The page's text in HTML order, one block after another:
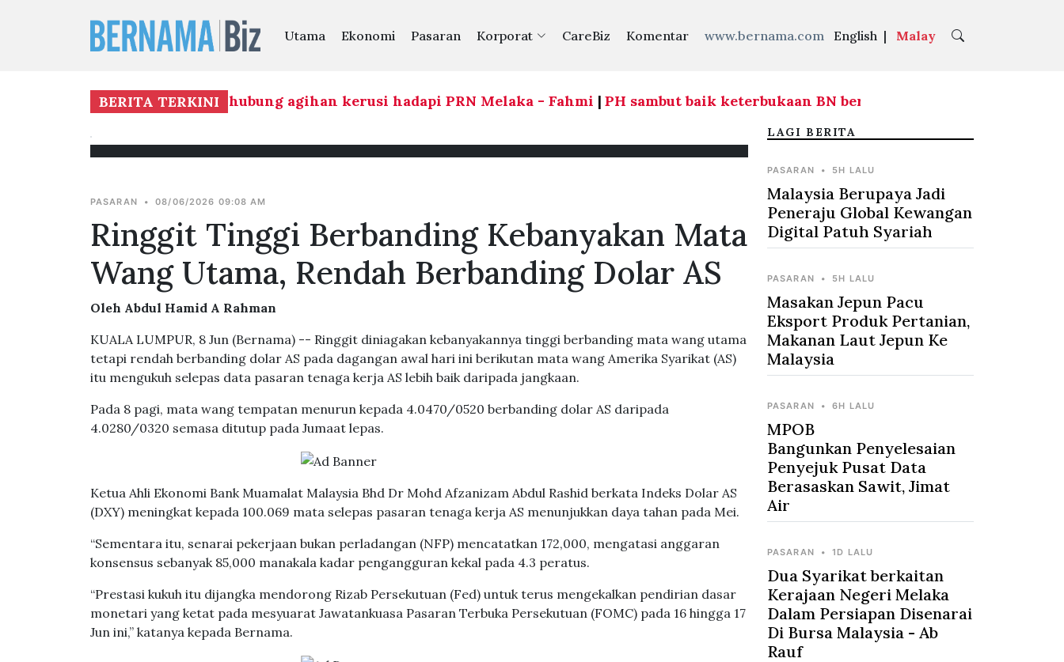
Utama Ekonomi Pasaran Korporat CareBiz Komentar www.bernama.com English | Malay
BERITA TERKINI
baik keterbukaan BN berhubung agihan kerusi hadapi PRN Melaka - Fahmi|PH sambut baik keterbukaan BN berhubung agihan kerusi
PASARAN • 08/06/2026 09:08 AM
Ringgit Tinggi Berbanding Kebanyakan Mata
Wang Utama, Rendah Berbanding Dolar AS
Oleh Abdul Hamid A Rahman
KUALA LUMPUR, 8 Jun (Bernama) -- Ringgit diniagakan kebanyakannya tinggi berbanding mata wang utama
tetapi rendah berbanding dolar AS pada dagangan awal hari ini berikutan mata wang Amerika Syarikat (AS)
itu mengukuh selepas data pasaran tenaga kerja AS lebih baik daripada jangkaan.
Pada 8 pagi, mata wang tempatan menurun kepada 4.0470/0520 berbanding dolar AS daripada
4.0280/0320 semasa ditutup pada Jumaat lepas.
Ketua Ahli Ekonomi Bank Muamalat Malaysia Bhd Dr Mohd Afzanizam Abdul Rashid berkata Indeks Dolar AS
(DXY) meningkat kepada 100.069 mata selepas pasaran tenaga kerja AS menunjukkan daya tahan pada Mei.
“Sementara itu, senarai pekerjaan bukan perladangan (NFP) mencatatkan 172,000, mengatasi anggaran
konsensus sebanyak 85,000 manakala kadar pengangguran kekal pada 4.3 peratus.
“Prestasi kukuh itu dijangka mendorong Rizab Persekutuan (Fed) untuk terus mengekalkan pendirian dasar
monetari yang ketat pada mesyuarat Jawatankuasa Pasaran Terbuka Persekutuan (FOMC) pada 16 hingga 17
Jun ini,” katanya kepada Bernama.
LAGI BERITA
PASARAN • 5H LALU
Malaysia Berupaya Jadi
Peneraju Global Kewangan
Digital Patuh Syariah
PASARAN • 5H LALU
Masakan Jepun Pacu
Eksport Produk Pertanian,
Makanan Laut Jepun Ke
Malaysia
PASARAN • 6H LALU
MPOB
Bangunkan Penyelesaian
Penyejuk Pusat Data
Berasaskan Sawit, Jimat
Air
PASARAN • 1D LALU
Dua Syarikat berkaitan
Kerajaan Negeri Melaka
Dalam Persiapan Disenarai
Di Bursa Malaysia - Ab
Rauf